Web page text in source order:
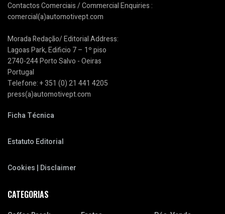
Contactos Comerciais / Commercial Enquiries :
comercial(a)automotivept.com
Morada Redação/ Editorial Address:
Lagoas Park, Edificio 7 – 1º piso
2740-244 Porto Salvo - Oeiras
Portugal
Telefone: + 351 (0) 21 441 4205
press(a)automotivept.com
Ficha Técnica
Estatuto Editorial
Cookies | Disclaimer
CATEGORIAS